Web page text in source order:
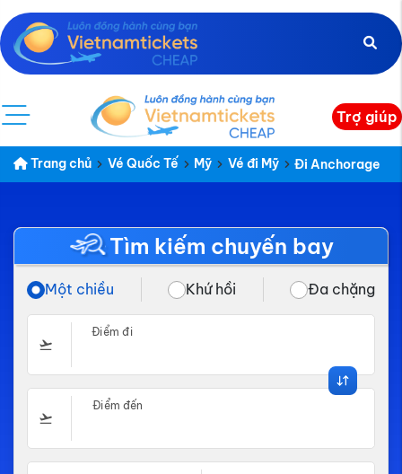
Trợ giúp
Trang chủ Vé Quốc Tế Mỹ Vé đi Mỹ Đi Anchorage
Tìm kiếm chuyến bay
Một chiều Khứ hồi Đa chặng
Điểm đi
Điểm đến